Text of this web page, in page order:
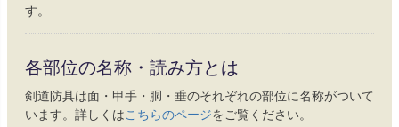
す。
各部位の名称・読み方とは
剣道防具は面・甲手・胴・垂のそれぞれの部位に名称がついて
います。詳しくはこちらのページをご覧ください。